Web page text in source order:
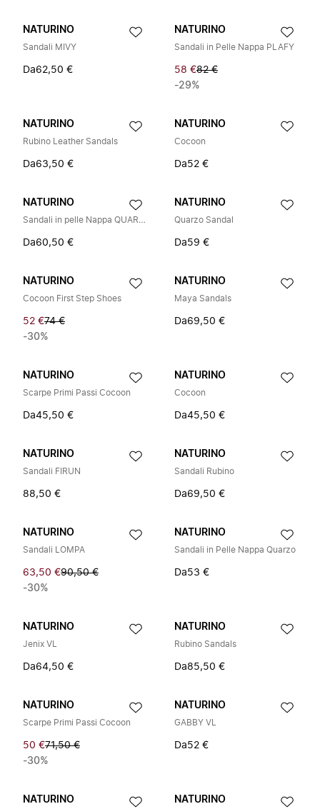
NATURINO
Sandali MIVY
Da62,50 €
NATURINO
Sandali in Pelle Nappa PLAFY
58 €82 €
-29%
NATURINO
Rubino Leather Sandals
Da63,50 €
NATURINO
Cocoon
Da52 €
NATURINO
Sandali in pelle Nappa QUARZO
Da60,50 €
NATURINO
Quarzo Sandal
Da59 €
NATURINO
Cocoon First Step Shoes
52 €74 €
-30%
NATURINO
Maya Sandals
Da69,50 €
NATURINO
Scarpe Primi Passi Cocoon
Da45,50 €
NATURINO
Cocoon
Da45,50 €
NATURINO
Sandali FIRUN
88,50 €
NATURINO
Sandali Rubino
Da69,50 €
NATURINO
Sandali LOMPA
63,50 €90,50 €
-30%
NATURINO
Sandali in Pelle Nappa Quarzo
Da53 €
NATURINO
Jenix VL
Da64,50 €
NATURINO
Rubino Sandals
Da85,50 €
NATURINO
Scarpe Primi Passi Cocoon
50 €71,50 €
-30%
NATURINO
GABBY VL
Da52 €
NATURINO NATURINO